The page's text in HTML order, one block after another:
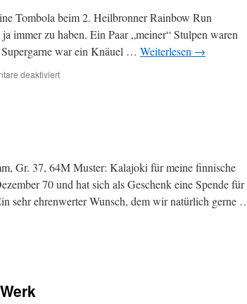
Tombola beim 2. Heilbronner Rainbow Run
immer zu haben. Ein Paar „meiner“ Stulpen waren
war ein Knäuel … Weiterlesen →
deaktiviertfür
Gr. 37, 64M Muster: Kalajoki für meine finnische
70 und hat sich als Geschenk eine Spende für
sehr ehrenwerter Wunsch, dem wir natürlich gerne